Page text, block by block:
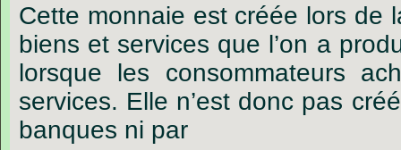
Cette monnaie est créée lors de
biens et services que l’on a
lorsque les consommateurs
services. Elle n’est donc pas
banques ni par